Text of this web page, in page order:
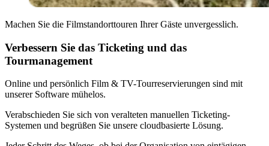
Machen Sie die Filmstandorttouren Ihrer Gäste unvergesslich.
Verbessern Sie das Ticketing und das
Tourmanagement
Online und persönlich Film & TV-Tourreservierungen sind mit
unserer Software mühelos.
Verabschieden Sie sich von veralteten manuellen Ticketing-
Systemen und begrüßen Sie unsere cloudbasierte Lösung.